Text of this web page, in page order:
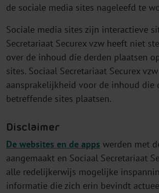
de sociale media sites nageleefd te
Sociale media sites zijn interactieve
Secretariaat Securex vzw heeft niet
over de inhoud die derden plaatsen
sites. Sociaal Secretariaat Securex
aansprakelijkheid voor de inhoud die
betreffende sites plaatsen.
Disclaimer
De websites en de apps werden met
aangemaakt en Sociaal Secretariaat
alle redelijkerwijs mogelijke
informatie die zich erin bevindt